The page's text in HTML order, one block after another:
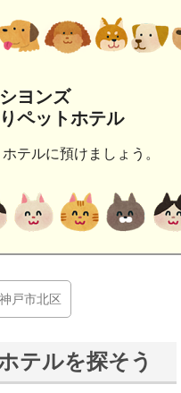
ヨンズ
ペットホテル
テルに預けましょう。
神戸市北区
テルを探そう